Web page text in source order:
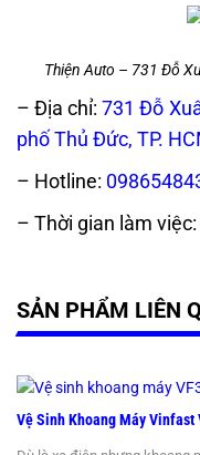
Thiện Auto – 731 Đỗ
– Địa chỉ: 731 Đỗ
phố Thủ Đức, TP.
– Hotline:
– Thời gian làm
SẢN PHẨM LIÊN
Vệ Sinh Khoang Máy Vinfast